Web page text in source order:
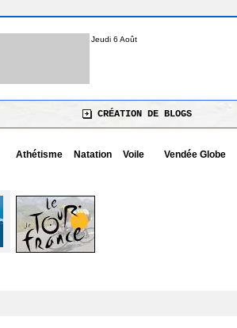
Jeudi 6 Août
CRÉATION DE BLOGS
Athétisme Natation Voile Vendée Globe